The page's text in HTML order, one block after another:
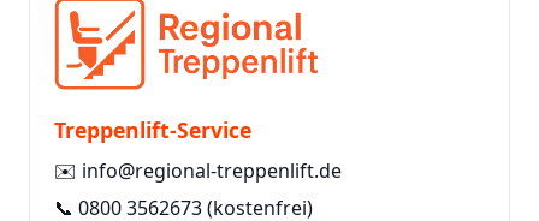
Treppenlift-Service
✉️ info@regional-treppenlift.de
📞 0800 3562673(kostenfrei)